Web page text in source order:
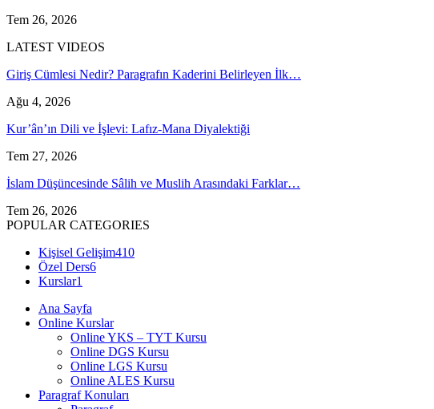
Tem 26, 2026
LATEST VIDEOS
Giriş Cümlesi Nedir? Paragrafın Kaderini Belirleyen İlk…
Ağu 4, 2026
Kur’ân’ın Dili ve İşlevi: Lafız-Mana Diyalektiği
Tem 27, 2026
İslam Düşüncesinde Sâlih ve Muslih Arasındaki Farklar…
Tem 26, 2026
POPULAR CATEGORIES
Kişisel Gelişim410
Özel Ders6
Kurslar1
Ana Sayfa
Online Kurslar
Online YKS – TYT Kursu
Online DGS Kursu
Online LGS Kursu
Online ALES Kursu
Paragraf Konuları